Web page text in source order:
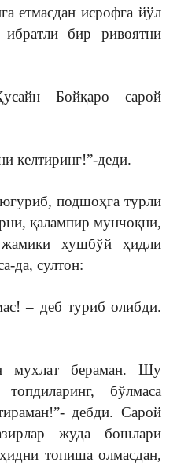
етмасдан исрофга йўл
бир ривоятни
Бойқаро сарой
келтиринг!”-деди.
подшоҳга турли
қалампир мунчоқни,
хушбўй ҳидли
да, султон:
– деб туриб олибди.
мухлат бераман. Шу
топдиларинг, бўлмаса
дебди. Сарой
жуда бошлари
топиша олмасдан,